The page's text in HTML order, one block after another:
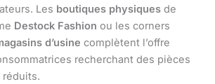
Les boutiques physiques de
Destock Fashion ou les corners
d’usine complètent l’offre
recherchant des pièces
réduits.